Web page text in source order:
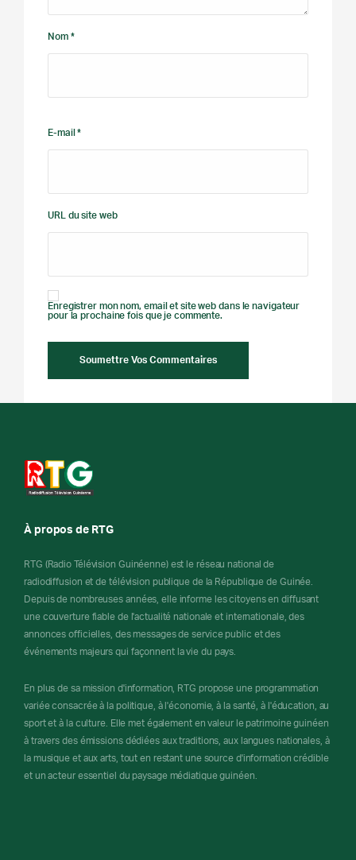
Nom *
E-mail *
URL du site web
Enregistrer mon nom, email et site web dans le navigateur
pour la prochaine fois que je commente.
À propos de RTG
RTG (Radio Télévision Guinéenne) est le réseau national de
radiodiffusion et de télévision publique de la République de Guinée.
Depuis de nombreuses années, elle informe les citoyens en diffusant
une couverture fiable de l'actualité nationale et internationale, des
annonces officielles, des messages de service public et des
événements majeurs qui façonnent la vie du pays.
En plus de sa mission d'information, RTG propose une programmation
variée consacrée à la politique, à l'économie, à la santé, à l'éducation, au
sport et à la culture. Elle met également en valeur le patrimoine guinéen
à travers des émissions dédiées aux traditions, aux langues nationales, à
la musique et aux arts, tout en restant une source d'information crédible
et un acteur essentiel du paysage médiatique guinéen.